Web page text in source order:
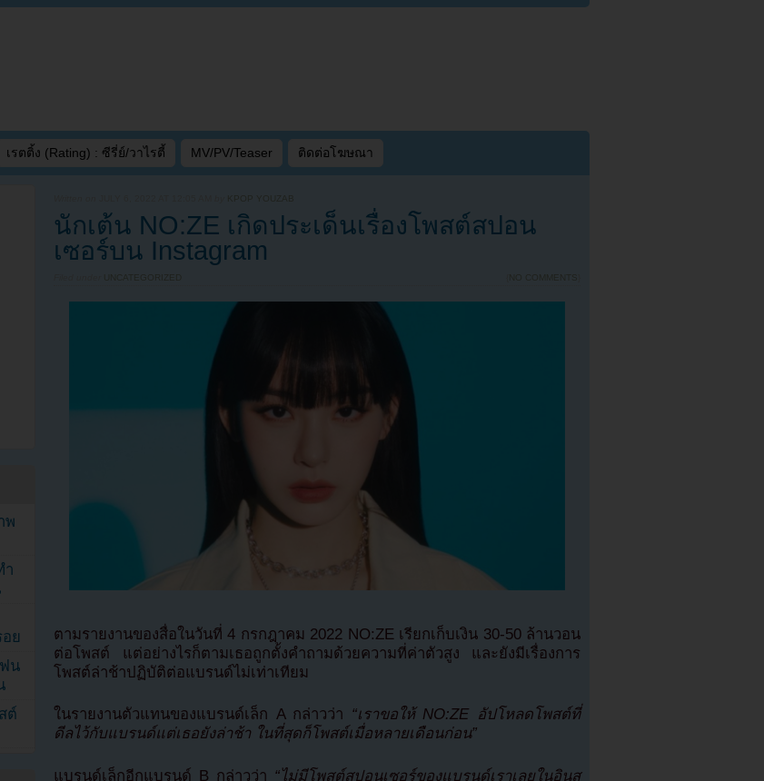
เรตติ้ง (Rating) : ซีรี่ย์/วาไรตี้ MV/PV/Teaser ติดต่อโฆษณา
KPOP YOUZAB
นักเต้น NO:ZE เกิดประเด็นเรื่องโพสต์สปอน
เซอร์บน Instagram
UNCATEGORIZED NO COMMENTS
ตามรายงานของสื่อในวันที่ 4 กรกฎาคม 2022 NO:ZE เรียกเก็บเงิน 30-50 ล้านวอน
ต่อโพสต์ แต่อย่างไรก็ตามเธอถูกตั้งคำถามด้วยความที่ค่าตัวสูง และยังมีเรื่องการ
โพสต์ล่าช้าปฏิบัติต่อแบรนด์ไม่เท่าเทียม
ในรายงานตัวแทนของแบรนด์เล็ก A กล่าวว่า “เราขอให้ NO:ZE อัปโหลดโพสต์ที่
ดีลไว้กับแบรนด์แต่เธอยังล่าช้า ในที่สุดก็โพสต์เมื่อหลายเดือนก่อน”
แบรนด์เล็กอีกแบรนด์ B กล่าวว่า “ไม่มีโพสต์สปอนเซอร์ของแบรนด์เราเลยในอินส
พ
ำ
ย
น
ต์